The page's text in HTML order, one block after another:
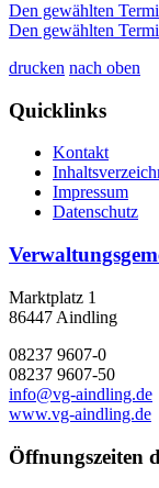
Den gewählten
Den gewählten
drucken nach oben
Quicklinks
Kontakt
Impressum
Datenschutz
Marktplatz 1
86447 Aindling
08237 9607-0
08237 9607-50
info@vg-aindling.de
www.vg-aindling.de
Öffnungszeiten